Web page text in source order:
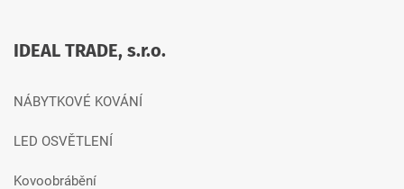
IDEAL TRADE, s.r.o.
NÁBYTKOVÉ KOVÁNÍ
LED OSVĚTLENÍ
Kovoobrábění